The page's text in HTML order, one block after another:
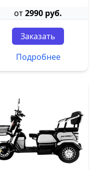
от2990 руб.
Заказать
Подробнее